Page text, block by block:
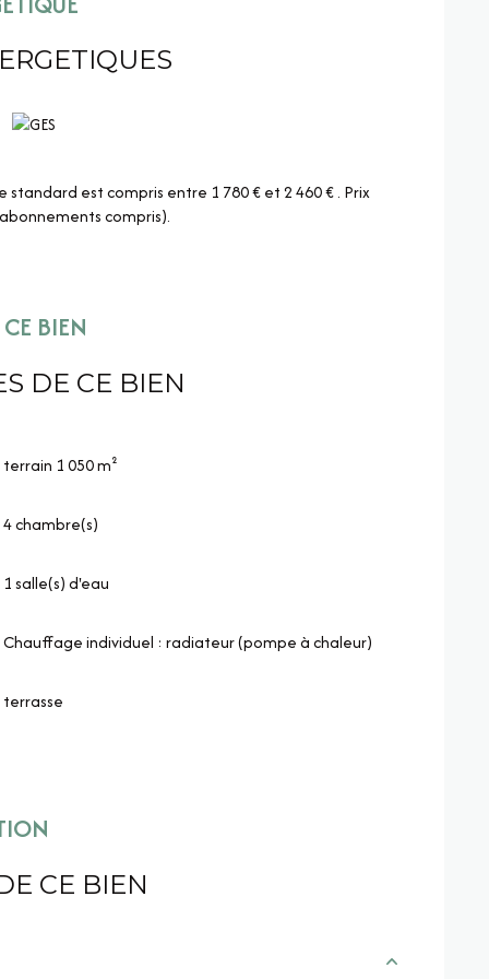
air/ eau, cheminée, ballon thermodynamique,
est compris entre 1 780 € et 2 460 € . Prix
compris).
BIEN
DE CE BIEN
terrain 1 050 m²
4 chambre(s)
1 salle(s) d'eau
Chauffage individuel : radiateur (pompe à chaleur)
terrasse
CE BIEN